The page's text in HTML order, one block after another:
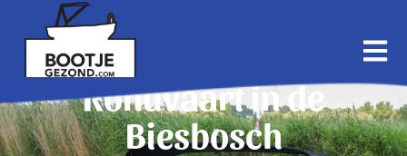
Rondvaart in de
Biesbosch